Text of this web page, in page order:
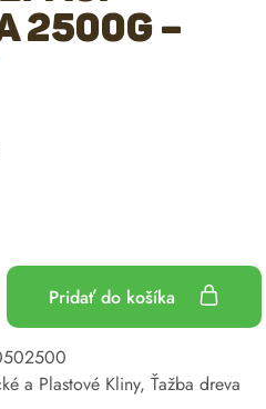
2500g –
Pridať do košíka
a Plastové Kliny, Ťažba dreva